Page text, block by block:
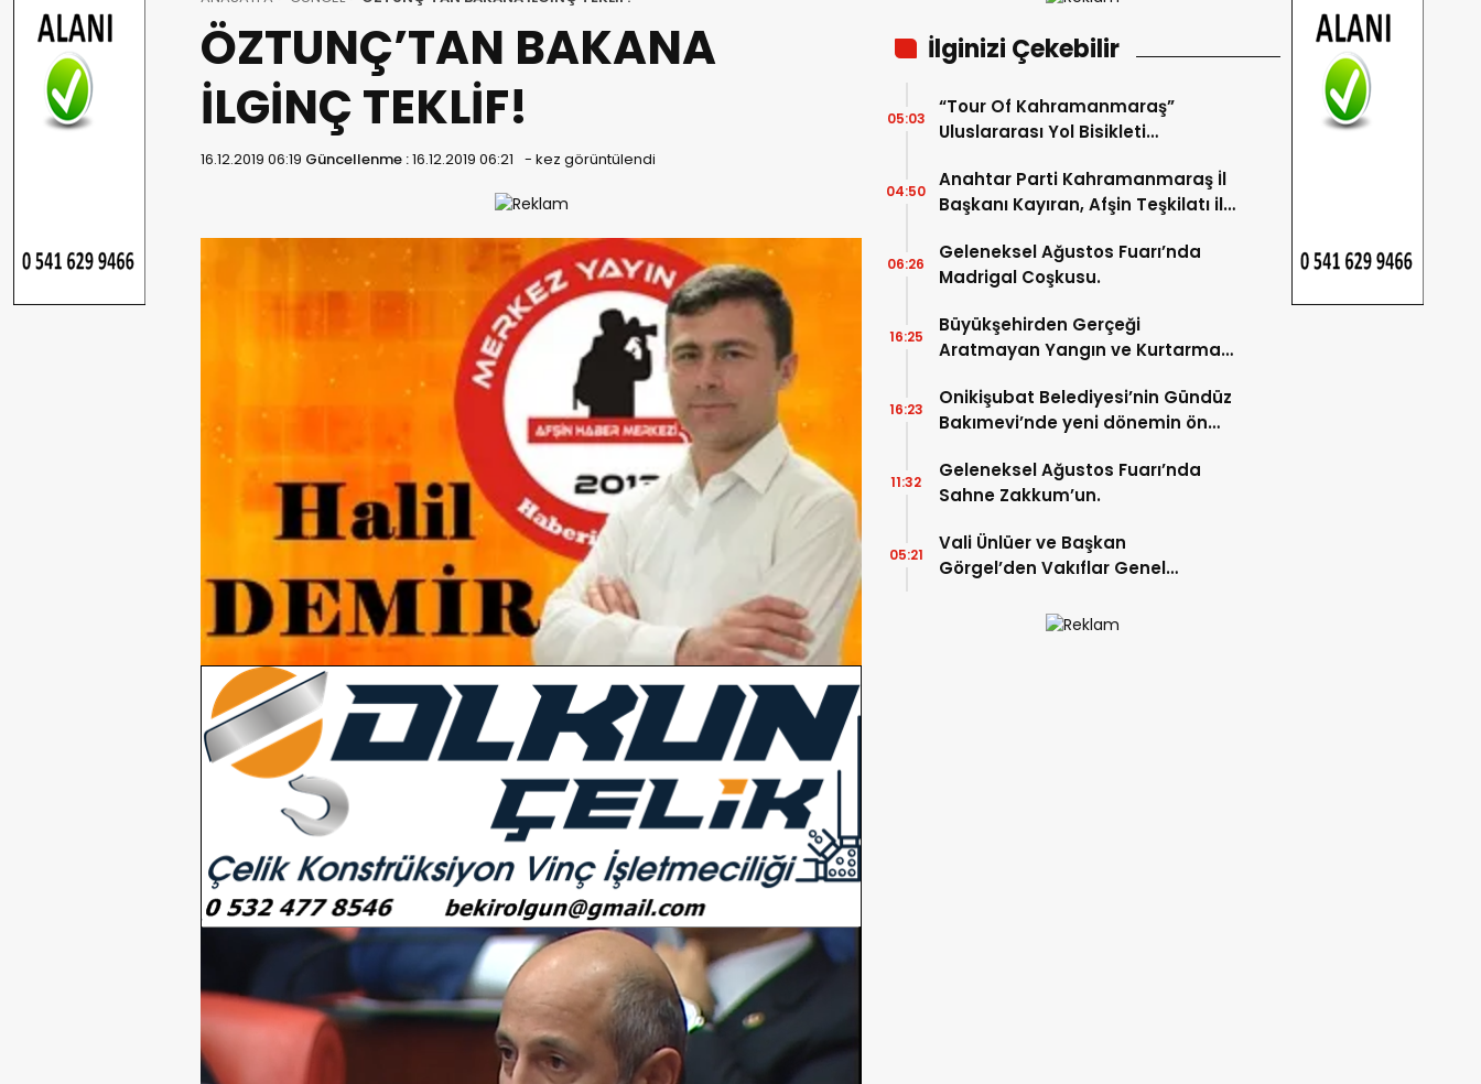
ÖZTUNÇ’TAN BAKANA
İLGİNÇ TEKLİF!
16.12.2019 06:19 Güncellenme :16.12.2019 06:21 - kez görüntülendi
İlginizi Çekebilir
“Tour Of Kahramanmaraş”
Uluslararası Yol Bisikleti
05:03
Anahtar Parti Kahramanmaraş İl
Başkanı Kayıran, Afşin Teşkilatı ile
04:50
Geleneksel Ağustos Fuarı’nda
Madrigal Coşkusu.
06:26
Büyükşehirden Gerçeği
Aratmayan Yangın ve Kurtarma
16:25
Onikişubat Belediyesi’nin Gündüz
Bakımevi’nde yeni dönemin ön
16:23
Geleneksel Ağustos Fuarı’nda
Sahne Zakkum’un.
11:32
Vali Ünlüer ve Başkan
Görgel’den Vakıflar Genel
05:21